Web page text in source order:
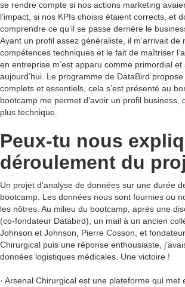
se rendre compte si nos actions marketing
l’impact, si nos KPIs choisis étaient corrects, et
comprendre ce qu’il se passe derrière le
Ayant un profil assez généraliste, il m’arrivait de
compétences techniques et le fait de maîtriser
en entreprise m’est apparu comme primordial et
aujourd’hui. Le programme de DataBird
complets et essentiels, cela s’est présenté au
bootcamp me permet d’avoir un profil business,
plus technique.
Peux-tu nous
déroulement du
Un projet d’analyse de données sur une durée
bootcamp. Les données nous sont fournies ou
les nôtres. Au milieu du bootcamp, après une
(co-fondateur Databird), un mail à un ancien
Johnson et Johnson, Pierre Cosson, et
Chirurgical puis une réponse enthousiaste,
données logistiques médicales. Une victoire !
· Arsenal Chirurgical est une plateforme qui met